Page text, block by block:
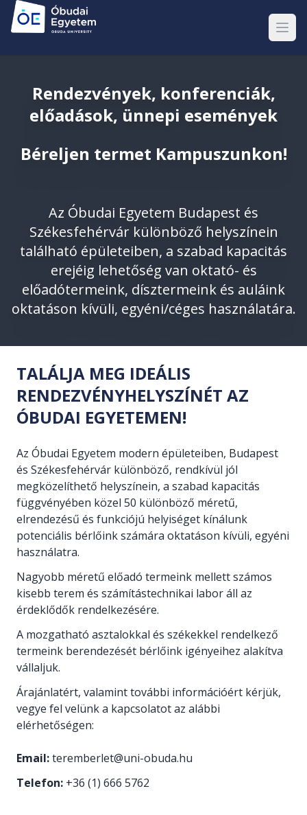
Rendezvények, konferenciák,
előadások, ünnepi események
Béreljen termet Kampuszunkon!
Az Óbudai Egyetem Budapest és
Székesfehérvár különböző helyszínein
található épületeiben, a szabad kapacitás
erejéig lehetőség van oktató- és
előadótermeink, dísztermeink és auláink
oktatáson kívüli, egyéni/céges használatára.
TALÁLJA MEG IDEÁLIS
RENDEZVÉNYHELYSZÍNÉT AZ
ÓBUDAI EGYETEMEN!
Az Óbudai Egyetem modern épületeiben, Budapest
és Székesfehérvár különböző, rendkívül jól
megközelíthető helyszínein, a szabad kapacitás
függvényében közel 50 különböző méretű,
elrendezésű és funkciójú helyiséget kínálunk
potenciális bérlőink számára oktatáson kívüli, egyéni
használatra.
Nagyobb méretű előadó termeink mellett számos
kisebb terem és számítástechnikai labor áll az
érdeklődők rendelkezésére.
A mozgatható asztalokkal és székekkel rendelkező
termeink berendezését bérlőink igényeihez alakítva
vállaljuk.
Árajánlatért, valamint további információért kérjük,
vegye fel velünk a kapcsolatot az alábbi
elérhetőségen:
Email:teremberlet@uni-obuda.hu
Telefon: +36 (1) 666 5762